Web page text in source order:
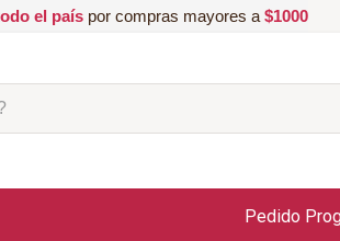
el paíspor compras mayores a $1000
Pedido